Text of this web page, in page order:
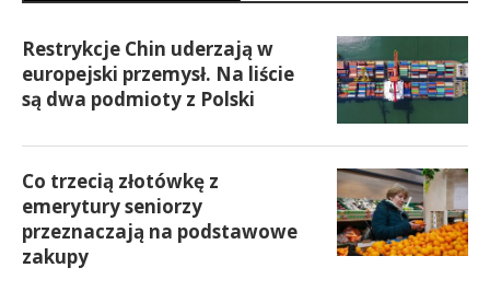
Restrykcje Chin uderzają w
europejski przemysł. Na liście
są dwa podmioty z Polski
Co trzecią złotówkę z
emerytury seniorzy
przeznaczają na podstawowe
zakupy